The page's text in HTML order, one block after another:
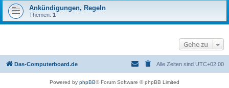
Ankündigungen, Regeln
Themen: 1
Gehe zu
Das-Computerboard.de Alle Zeiten sind UTC+02:00
Powered by phpBB® Forum Software © phpBB Limited